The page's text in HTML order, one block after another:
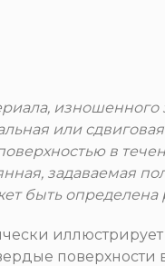
или
в
задаваемая
быть